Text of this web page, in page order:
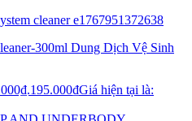
300ml Dung Dịch Vệ Sinh
195.000₫Giá hiện tại là: